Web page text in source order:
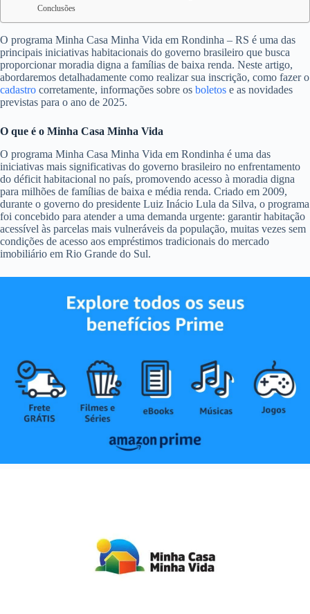
Conclusões
O programa Minha Casa Minha Vida em Rondinha – RS é uma das
principais iniciativas habitacionais do governo brasileiro que busca
proporcionar moradia digna a famílias de baixa renda. Neste artigo,
abordaremos detalhadamente como realizar sua inscrição, como fazer o
cadastro corretamente, informações sobre os boletos e as novidades
previstas para o ano de 2025.
O que é o Minha Casa Minha Vida
O programa Minha Casa Minha Vida em Rondinha é uma das
iniciativas mais significativas do governo brasileiro no enfrentamento
do déficit habitacional no país, promovendo acesso à moradia digna
para milhões de famílias de baixa e média renda. Criado em 2009,
durante o governo do presidente Luiz Inácio Lula da Silva, o programa
foi concebido para atender a uma demanda urgente: garantir habitação
acessível às parcelas mais vulneráveis da população, muitas vezes sem
condições de acesso aos empréstimos tradicionais do mercado
imobiliário em Rio Grande do Sul.